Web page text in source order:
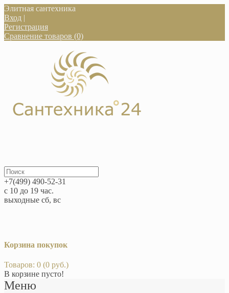
Элитная сантехника
Вход |
Регистрация
Сравнение товаров (0)
+7(499) 490-52-31
с 10 до 19 час.
выходные сб, вс
Корзина покупок
Товаров: 0 (0 руб.)
В корзине пусто!
Меню